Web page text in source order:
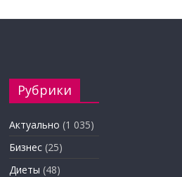
Рубрики
Актуально (1 035)
Бизнес (25)
Диеты (48)